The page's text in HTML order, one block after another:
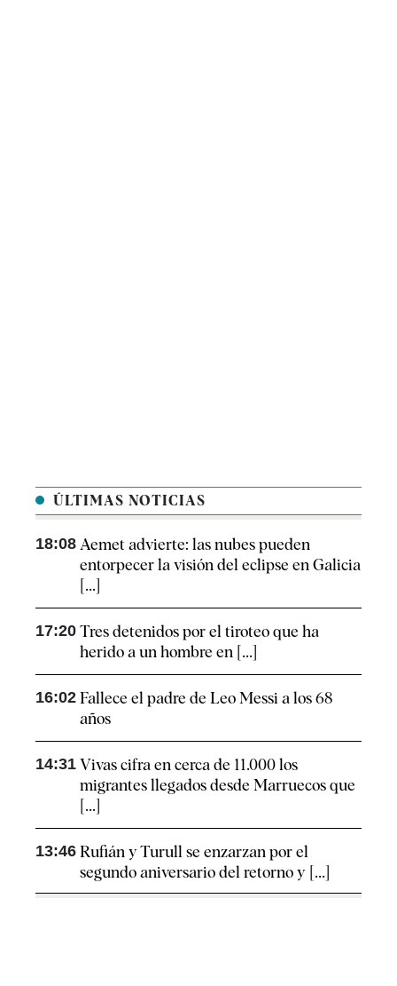
ÚLTIMAS NOTICIAS
18:08 Aemet advierte: las nubes pueden
entorpecer la visión del eclipse en Galicia
[...]
17:20 Tres detenidos por el tiroteo que ha
herido a un hombre en [...]
16:02 Fallece el padre de Leo Messi a los 68
años
14:31 Vivas cifra en cerca de 11.000 los
migrantes llegados desde Marruecos que
[...]
13:46 Rufián y Turull se enzarzan por el
segundo aniversario del retorno y [...]